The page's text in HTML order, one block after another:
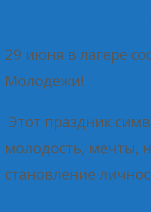
29 июня в лагере
Молодежи!
Этот праздник
молодость, мечты,
становление